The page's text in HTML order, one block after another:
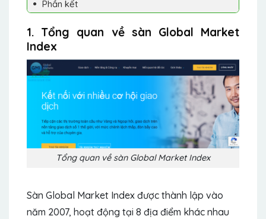
Phần kết
1. Tổng quan về sàn Global Market
Index
Tổng quan về sàn Global Market Index
Sàn Global Market Index được thành lập vào
năm 2007, hoạt động tại 8 địa điểm khác nhau